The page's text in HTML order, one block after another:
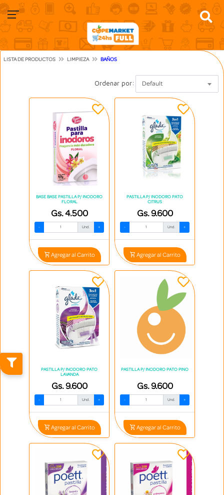
LISTA DE PRODUCTOS LIMPIEZA BAÑOS
Ordenar por: Default
BASE BASE PASTILLA P/ INODORO
FLORAL
Gs. 4.500
- Und. +
Agregar al Carrito
PASTILLA P/ INODORO PATO
CITRUS
Gs. 9.600
- Und. +
Agregar al Carrito
PASTILLA P/ INODORO PATO
LAVANDA
Gs. 9.600
- Und. +
Agregar al Carrito
PASTILLA P/ INODORO PATO PINO
Gs. 9.600
- Und. +
Agregar al Carrito